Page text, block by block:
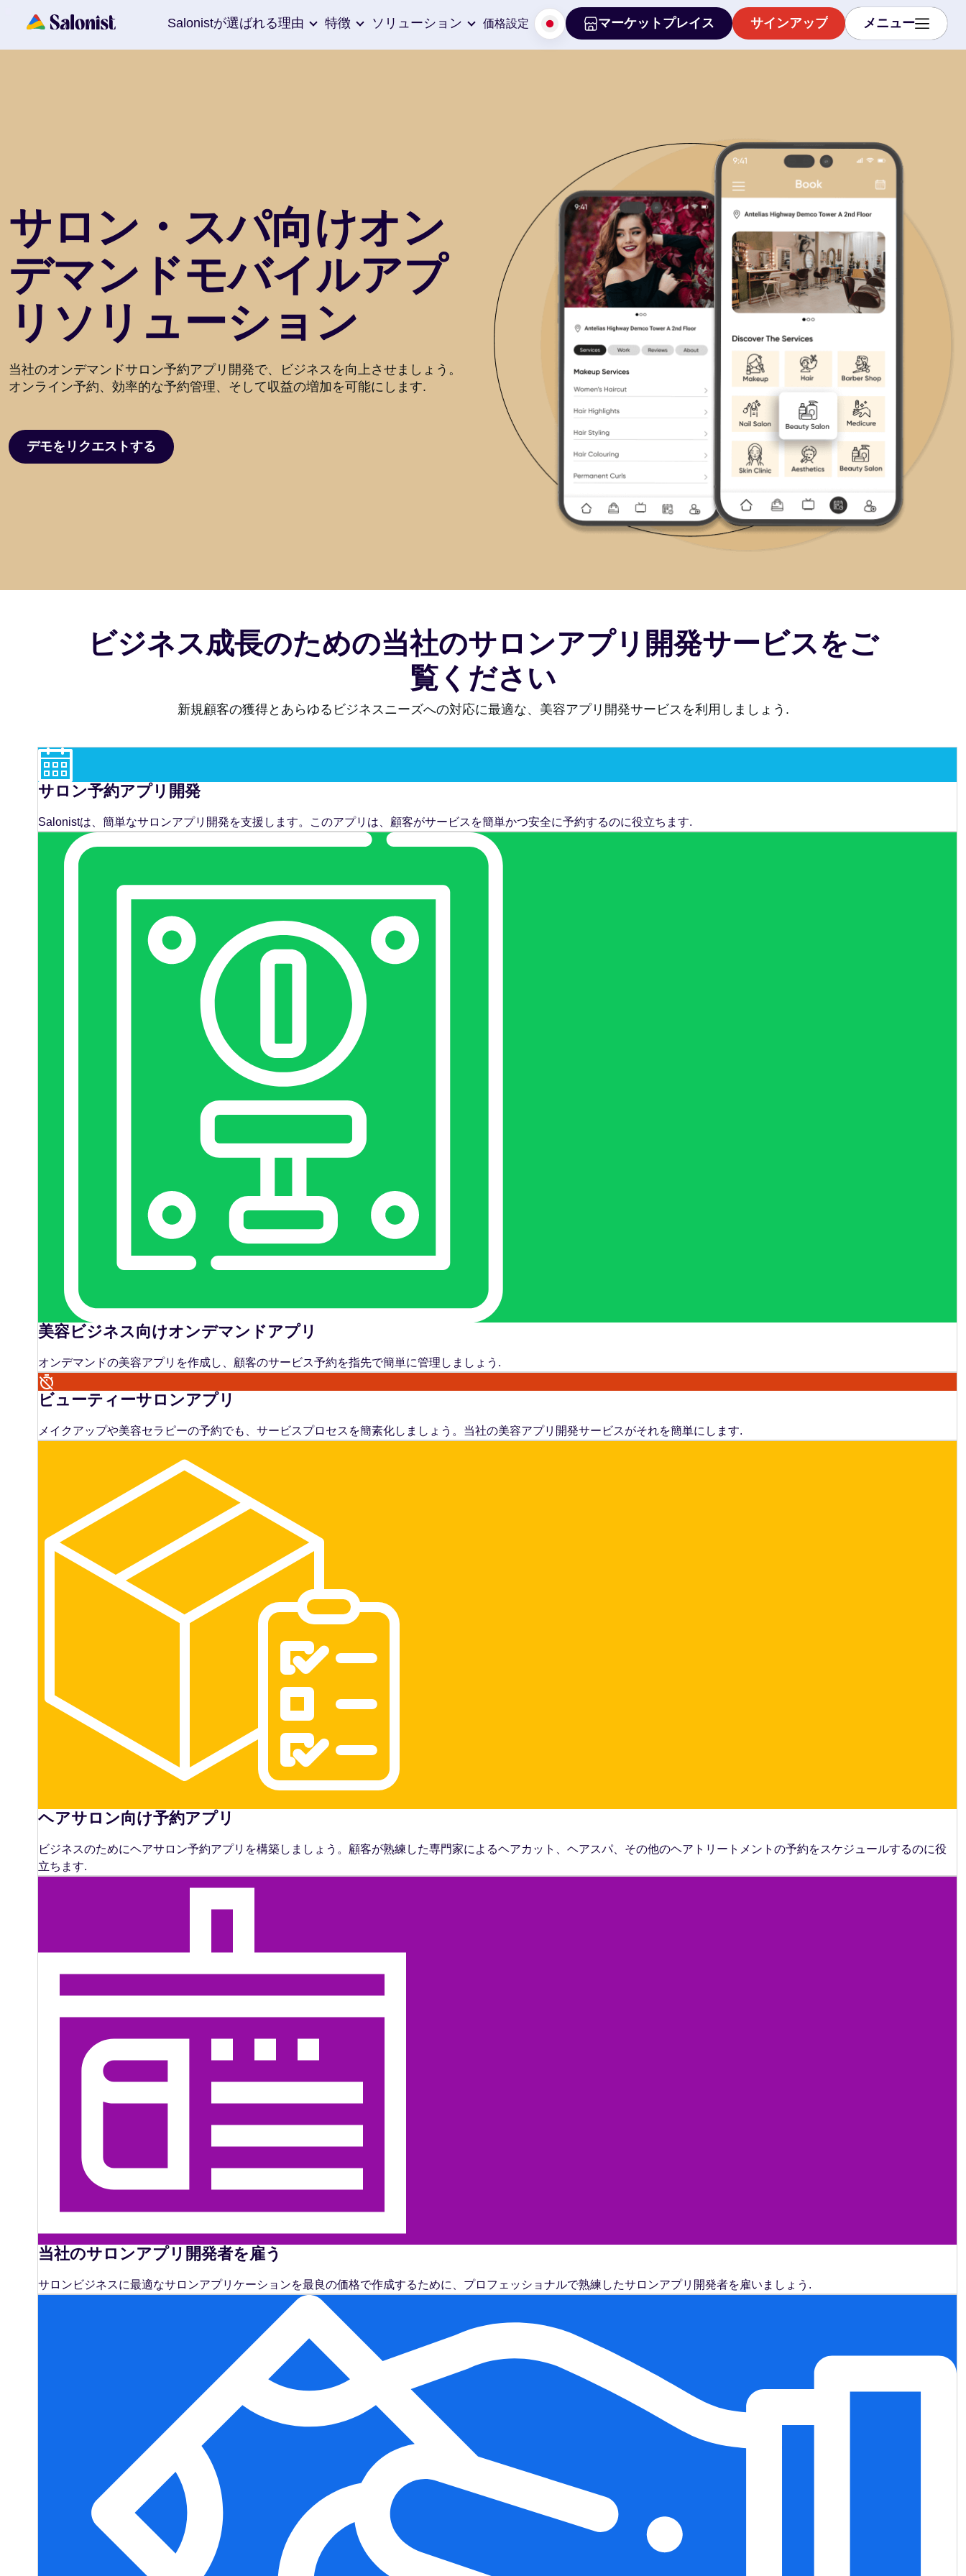
Salonistが選ばれる理由 特徴 ソリューション 価格設定 マーケットプレイス サインアップ メニュー
サロン・スパ向けオン
デマンドモバイルアプ
リソリューション
当社のオンデマンドサロン予約アプリ開発で、ビジネスを向上させましょう。
オンライン予約、効率的な予約管理、そして収益の増加を可能にします.
デモをリクエストする
ビジネス成長のための当社のサロンアプリ開発サービスをご
覧ください
新規顧客の獲得とあらゆるビジネスニーズへの対応に最適な、美容アプリ開発サービスを利用しましょう.
サロン予約アプリ開発
Salonistは、簡単なサロンアプリ開発を支援します。このアプリは、顧客がサービスを簡単かつ安全に予約するのに役立ちます.
美容ビジネス向けオンデマンドアプリ
オンデマンドの美容アプリを作成し、顧客のサービス予約を指先で簡単に管理しましょう.
ビューティーサロンアプリ
メイクアップや美容セラピーの予約でも、サービスプロセスを簡素化しましょう。当社の美容アプリ開発サービスがそれを簡単にします.
ヘアサロン向け予約アプリ
ビジネスのためにヘアサロン予約アプリを構築しましょう。顧客が熟練した専門家によるヘアカット、ヘアスパ、その他のヘアトリートメントの予約をスケジュールするのに役
立ちます.
当社のサロンアプリ開発者を雇う
サロンビジネスに最適なサロンアプリケーションを最良の価格で作成するために、プロフェッショナルで熟練したサロンアプリ開発者を雇いましょう.